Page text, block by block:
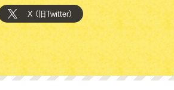
X （旧Twitter）